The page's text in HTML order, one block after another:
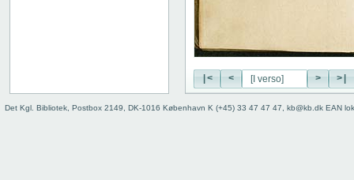
|< < > >|
Det Kgl. Bibliotek, Postbox 2149, DK-1016 København K (+45) 33 47 47 47, kb@kb.dk EAN